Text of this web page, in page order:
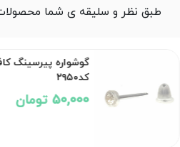
طبق نظر و سلیقه ی شما محصولات
گوشواره پیرسینگ
کد۲۹۵۰
50,000 تومان